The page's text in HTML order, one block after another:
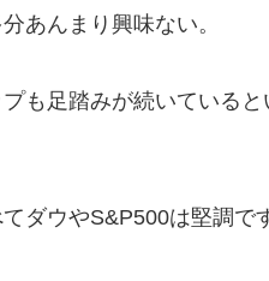
あんまり興味ない。
も足踏みが続いている
ダウやS&P500は堅調で